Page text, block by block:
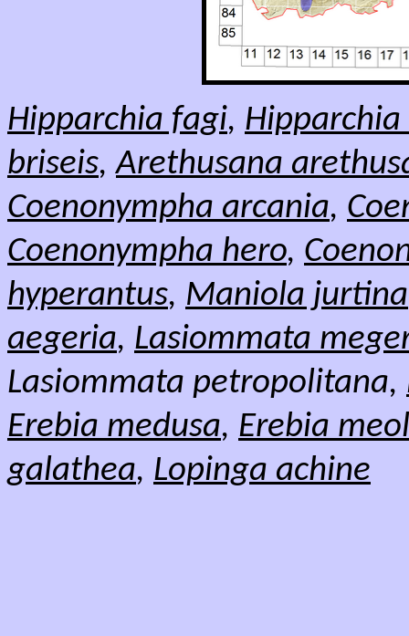
Hipparchia fagi, Hipparchia
briseis,Arethusana
Coenonympha arcania,
Coenonympha hero,
hyperantus, Maniola jurtina
aegeria, Lasiommata
Lasiommata petropolitana,
Erebia medusa, Erebia
galathea, Lopinga achine